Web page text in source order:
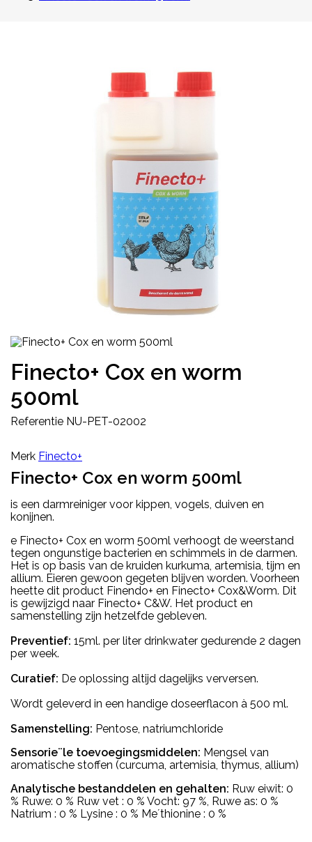
Finecto+ Cox en worm
500ml
Referentie NU-PET-02002
Merk Finecto+
Finecto+ Cox en worm 500ml
is een darmreiniger voor kippen, vogels, duiven en
konijnen.
e Finecto+ Cox en worm 500ml verhoogt de weerstand
tegen ongunstige bacterien en schimmels in de darmen.
Het is op basis van de kruiden kurkuma, artemisia, tijm en
allium. Eieren gewoon gegeten blijven worden. Voorheen
heette dit product Finendo+ en Finecto+ Cox&Worm. Dit
is gewijzigd naar Finecto+ C&W. Het product en
samenstelling zijn hetzelfde gebleven.
Preventief: 15ml. per liter drinkwater gedurende 2 dagen
per week.
Curatief: De oplossing altijd dagelijks verversen.
Wordt geleverd in een handige doseerflacon à 500 ml.
Samenstelling: Pentose, natriumchloride
Sensorie¨le toevoegingsmiddelen: Mengsel van
aromatische stoffen (curcuma, artemisia, thymus, allium)
Analytische bestanddelen en gehalten: Ruw eiwit: 0
% Ruwe: 0 % Ruw vet : 0 % Vocht: 97 %, Ruwe as: 0 %
Natrium : 0 % Lysine : 0 % Me´thionine : 0 %